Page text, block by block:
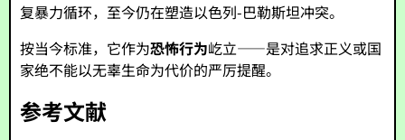
复暴力循环，至今仍在塑造以色列-巴勒斯坦冲突。
按当今标准，它作为恐怖行为屹立——是对追求正义或国
家绝不能以无辜生命为代价的严厉提醒。
参考文献